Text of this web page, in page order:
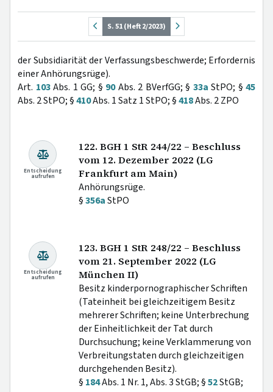
S. 51 (Heft 2/2023)
der Subsidiarität der Verfassungsbeschwerde; Erfordernis
einer Anhörungsrüge).
Art. 103Abs. 1 GG; § 90Abs. 2 BVerfGG; § 33a StPO; § 45
Abs. 2 StPO; §410Abs. 1 Satz 1 StPO; §418Abs. 2 ZPO
Entscheidung
aufrufen
122. BGH 1 StR 244/22 – Beschluss
vom 12. Dezember 2022 (LG
Frankfurt am Main)
Anhörungsrüge.
§356aStPO
Entscheidung
aufrufen
123. BGH 1 StR 248/22 – Beschluss
vom 21. September 2022 (LG
München II)
Besitz kinderpornographischer Schriften
(Tateinheit bei gleichzeitigem Besitz
mehrerer Schriften; keine Unterbrechung
der Einheitlichkeit der Tat durch
Durchsuchung; keine Verklammerung von
Verbreitungstaten durch gleichzeitigen
durchgehenden Besitz).
§ 184Abs. 1 Nr. 1, Abs. 3 StGB; §52StGB;